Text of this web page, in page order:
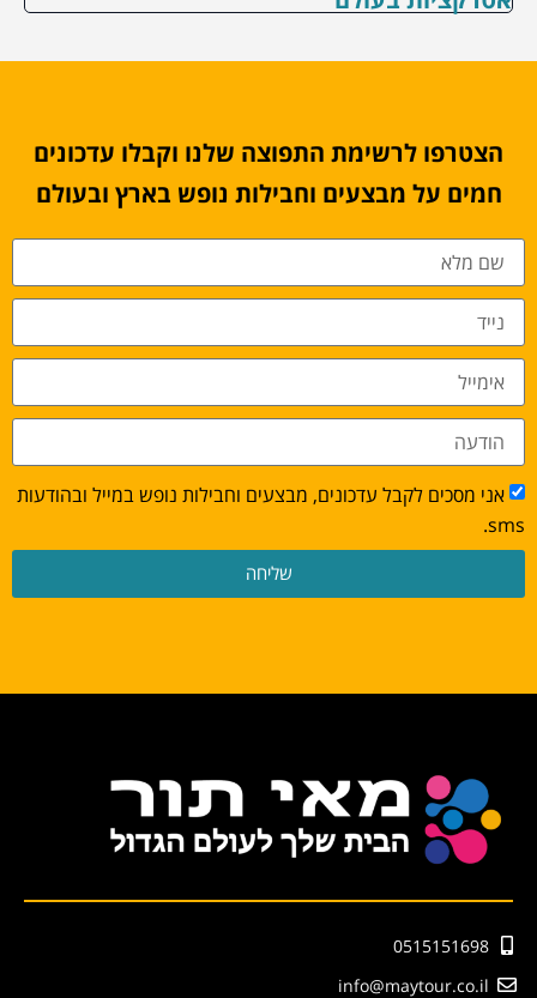
הצטרפו לרשימת התפוצה שלנו וקבלו עדכונים
חמים על מבצעים וחבילות נופש בארץ ובעולם
אני מסכים לקבל עדכונים, מבצעים וחבילות נופש במייל ובהודעות
sms.
שליחה
0515151698
info@maytour.co.il